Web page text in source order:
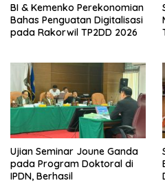
BI & Kemenko Perekonomian
Bahas Penguatan Digitalisasi
pada Rakorwil TP2DD 2026
Ujian Seminar Joune Ganda
pada Program Doktoral di
IPDN, Berhasil